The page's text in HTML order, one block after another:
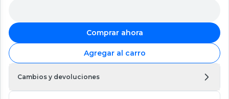
Comprar ahora
Agregar al carro
Cambios y devoluciones